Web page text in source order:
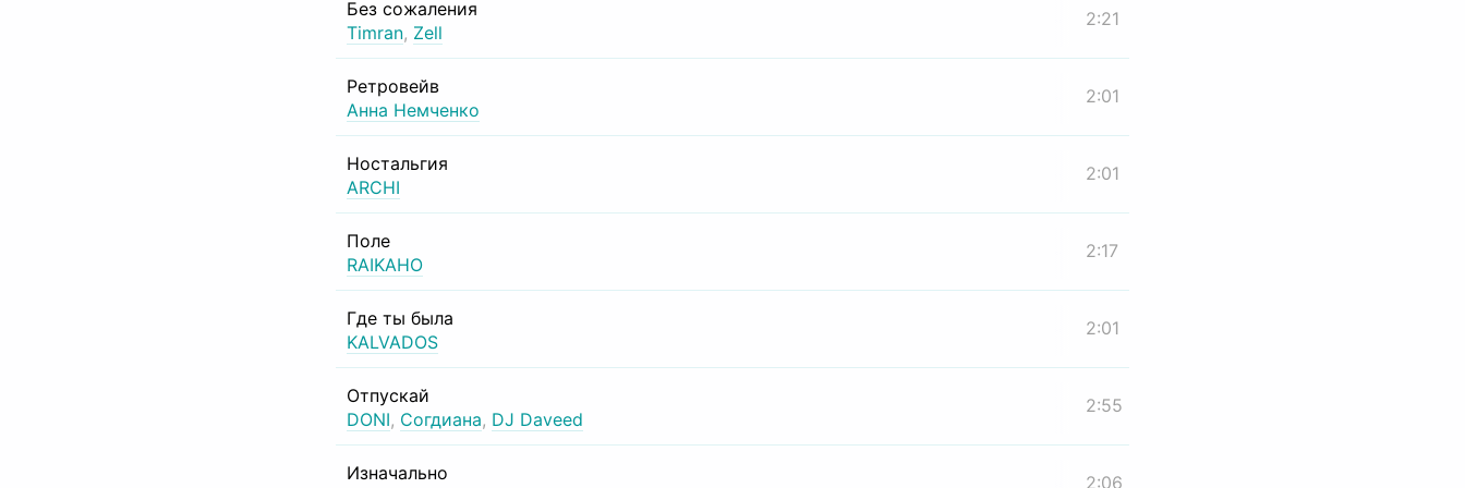
Без сожаления
Timran, Zell
2:21
Ретровейв
Анна Немченко
2:01
Ностальгия
ARCHI
2:01
Поле
RAIKAHO
2:17
Где ты была
KALVADOS
2:01
Отпускай
DONI, Согдиана, DJ Daveed
2:55
Изначально
2:06